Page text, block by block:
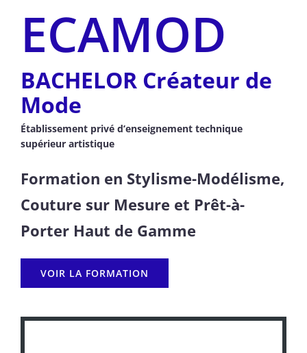
ECAMOD
BACHELOR Créateur de
Mode
Établissement privé d’enseignement technique
supérieur artistique
Formation en Stylisme-Modélisme,
Couture sur Mesure et Prêt-à-
Porter Haut de Gamme
VOIR LA FORMATION